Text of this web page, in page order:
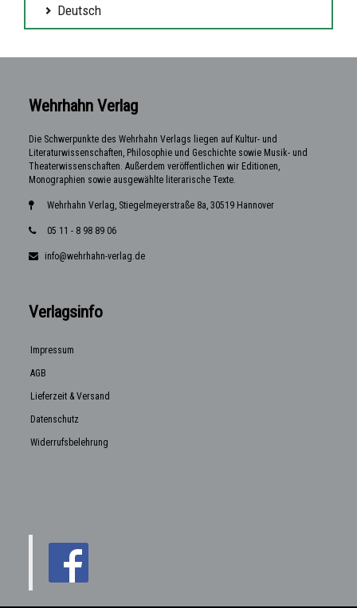
Deutsch
Wehrhahn Verlag
Die Schwerpunkte des Wehrhahn Verlags liegen auf Kultur- und
Literaturwissenschaften, Philosophie und Geschichte sowie Musik- und
Theaterwissenschaften. Außerdem veröffentlichen wir Editionen,
Monographien sowie ausgewählte literarische Texte.
Wehrhahn Verlag, Stiegelmeyerstraße 8a, 30519 Hannover
05 11 - 8 98 89 06
info@wehrhahn-verlag.de
Verlagsinfo
Impressum
AGB
Lieferzeit & Versand
Datenschutz
Widerrufsbelehrung